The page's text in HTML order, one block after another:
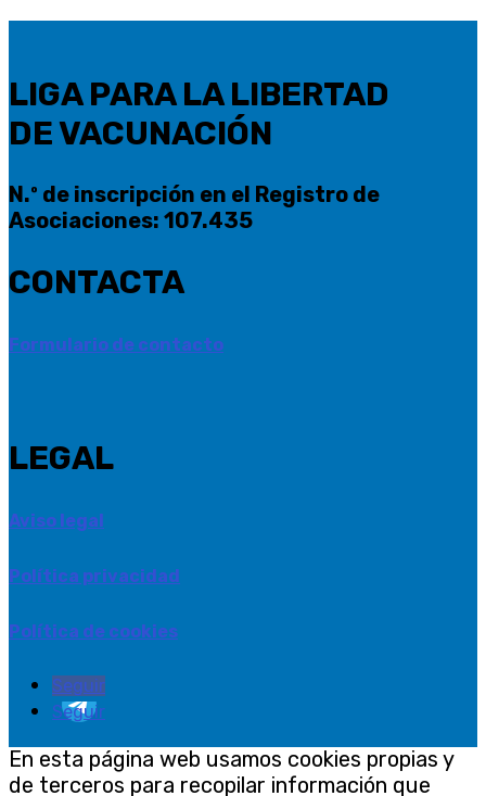
LIGA PARA LA LIBERTAD
DE VACUNACIÓN
N.º de inscripción en el Registro de
Asociaciones: 107.435
CONTACTA
Formulario de contacto
LEGAL
Aviso legal
Política privacidad
Política de cookies
Seguir
Seguir
En esta página web usamos cookies propias y
de terceros para recopilar información que